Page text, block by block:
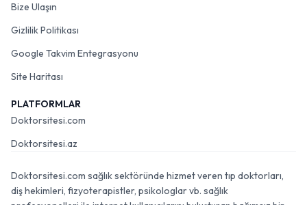
Bize Ulaşın
Gizlilik Politikası
Google Takvim Entegrasyonu
Site Haritası
PLATFORMLAR
Doktorsitesi.com
Doktorsitesi.az
Doktorsitesi.com sağlık sektöründe hizmet veren tıp doktorları,
diş hekimleri, fizyoterapistler, psikologlar vb. sağlık